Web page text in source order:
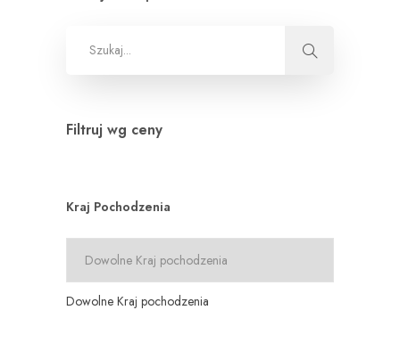
Filtruj wg ceny
Kraj Pochodzenia
Dowolne Kraj pochodzenia